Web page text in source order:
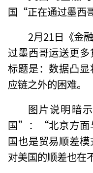
国“正在通过墨西
2月21日《金
过墨西哥运送更
标题是：数据凸
应链之外的困难。
图片说明暗
国”：“北京方面
国也是贸易顺差
对美国的顺差也在